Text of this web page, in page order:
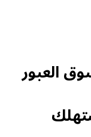
العبور